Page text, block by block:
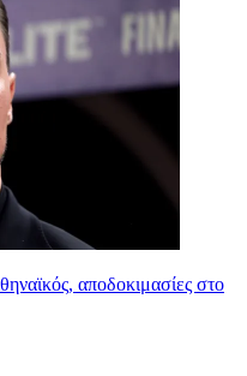
αποδοκιμασίες στο